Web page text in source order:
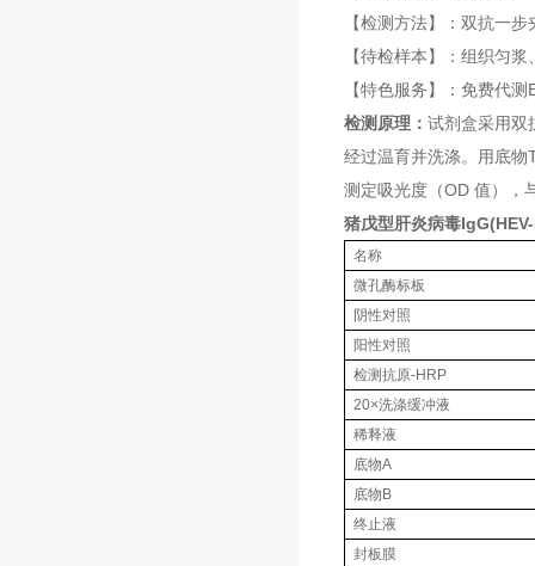
【检测方法】： 双抗一步
【待检样本】：组织匀
【特色服务】：免费代
检测原理： 试剂盒采用双
经过温育并洗涤。用底
测定吸光度（OD 值），
猪戊型肝炎病毒
名称
微孔酶标板
阴性对照
阳性对照
检测抗原-HRP
20×洗涤缓冲液
稀释液
底物A
底物B
终止液
封板膜